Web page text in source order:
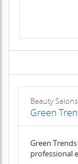
Beauty
Green
Green
professional